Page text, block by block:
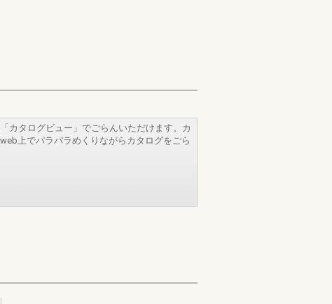
カタログビュー」でごらんいただけます。カ
上でパラパラめくりながらカタログをごら